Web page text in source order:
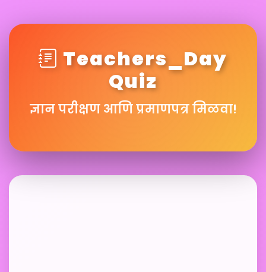
Teachers_Day
Quiz
ज्ञान परीक्षण आणि प्रमाणपत्र मिळवा!